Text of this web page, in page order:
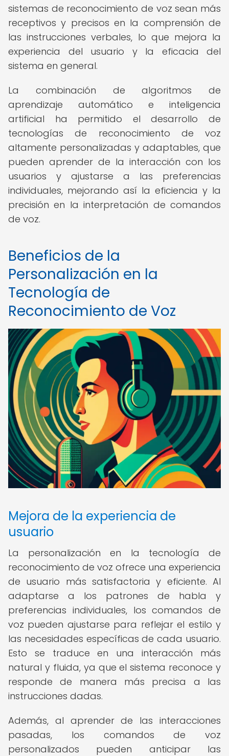
sistemas de reconocimiento de voz sean más
receptivos y precisos en la comprensión de
las instrucciones verbales, lo que mejora la
experiencia del usuario y la eficacia del
sistema en general.
La combinación de algoritmos de
aprendizaje automático e inteligencia
artificial ha permitido el desarrollo de
tecnologías de reconocimiento de voz
altamente personalizadas y adaptables, que
pueden aprender de la interacción con los
usuarios y ajustarse a las preferencias
individuales, mejorando así la eficiencia y la
precisión en la interpretación de comandos
de voz.
Beneficios de la
Personalización en la
Tecnología de
Reconocimiento de Voz
Mejora de la experiencia de
usuario
La personalización en la tecnología de
reconocimiento de voz ofrece una experiencia
de usuario más satisfactoria y eficiente. Al
adaptarse a los patrones de habla y
preferencias individuales, los comandos de
voz pueden ajustarse para reflejar el estilo y
las necesidades específicas de cada usuario.
Esto se traduce en una interacción más
natural y fluida, ya que el sistema reconoce y
responde de manera más precisa a las
instrucciones dadas.
Además, al aprender de las interacciones
pasadas, los comandos de voz
personalizados pueden anticipar las